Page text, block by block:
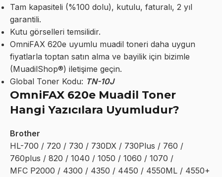
Tam kapasiteli (%100 dolu), kutulu, faturalı, 2 yıl
garantili.
Kutu görselleri temsilidir.
OmniFAX 620e uyumlu muadil toneri daha uygun
fiyatlarla toptan satın alma ve bayilik için bizimle
(MuadilShop®) iletişime geçin.
Global Toner Kodu: TN-10J
OmniFAX 620e Muadil Toner
Hangi Yazıcılara Uyumludur?
Brother
HL-700 / 720 / 730 / 730DX / 730Plus / 760 /
760plus / 820 / 1040 / 1050 / 1060 / 1070 /
MFC P2000 / 4300 / 4350 / 4450 / 4550ML / 4550+